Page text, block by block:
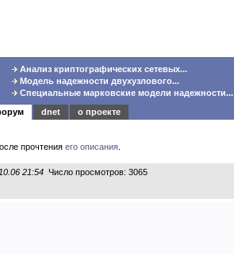
Анализ криптографических сетевых...
Модель надежности двухузлового...
Специальные марковские модели надежности...
dnet
о проекте
прочтения его описания
21:54 Число просмотров: 3065